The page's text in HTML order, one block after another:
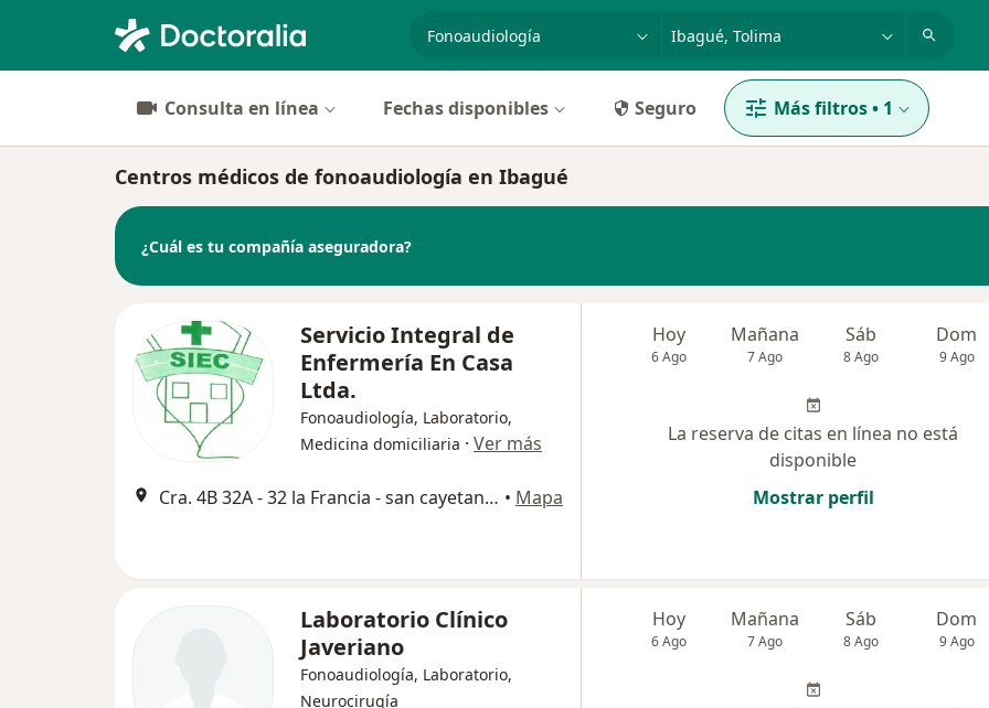
especialidad, enfermedad o nombre
p. ej. Bogotá
Consulta en línea Fechas disponibles Seguro Más filtros• 1
Centros médicos de fonoaudiología en Ibagué
¿Cuál es tu compañía aseguradora?
Servicio Integral de
Enfermería En Casa
Ltda.
Fonoaudiología, Laboratorio,
Medicina domiciliaria · Ver más
Cra. 4B 32A - 32 la Francia - san cayetano, Ibagué • Mapa
Hoy
6 Ago
Mañana
7 Ago
Sáb
8 Ago
Dom
9 Ago
La reserva de citas en línea no está
disponible
Mostrar perfil
Laboratorio Clínico
Javeriano
Fonoaudiología, Laboratorio,
Neurocirugía
Hoy
6 Ago
Mañana
7 Ago
Sáb
8 Ago
Dom
9 Ago